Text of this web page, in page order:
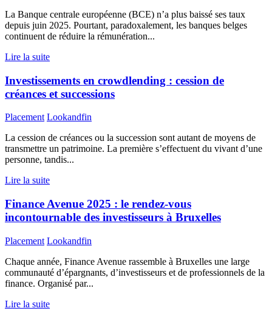
La Banque centrale européenne (BCE) n’a plus baissé ses taux
depuis juin 2025. Pourtant, paradoxalement, les banques belges
continuent de réduire la rémunération...
Lire la suite
Investissements en crowdlending : cession de
créances et successions
Placement Lookandfin
La cession de créances ou la succession sont autant de moyens de
transmettre un patrimoine. La première s’effectuent du vivant d’une
personne, tandis...
Lire la suite
Finance Avenue 2025 : le rendez-vous
incontournable des investisseurs à Bruxelles
Placement Lookandfin
Chaque année, Finance Avenue rassemble à Bruxelles une large
communauté d’épargnants, d’investisseurs et de professionnels de la
finance. Organisé par...
Lire la suite